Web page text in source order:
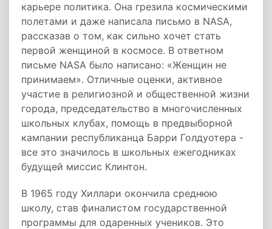
карьере политика. Она грезила космическими
полетами и даже написала письмо в NASA,
рассказав о том, как сильно хочет стать
первой женщиной в космосе. В ответном
письме NASA было написано: «Женщин не
принимаем». Отличные оценки, активное
участие в религиозной и общественной жизни
города, председательство в многочисленных
школьных клубах, помощь в предвыборной
кампании республиканца Барри Голдуотера -
все это значилось в школьных ежегодниках
будущей миссис Клинтон.
В 1965 году Хиллари окончила среднюю
школу, став финалистом государственной
программы для одаренных учеников. Это